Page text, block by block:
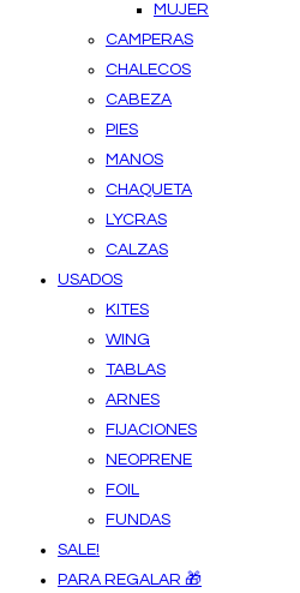
MUJER
CAMPERAS
CHALECOS
CABEZA
PIES
MANOS
CHAQUETA
LYCRAS
CALZAS
USADOS
KITES
WING
TABLAS
ARNES
FIJACIONES
NEOPRENE
FOIL
FUNDAS
SALE!
PARA REGALAR 🎁